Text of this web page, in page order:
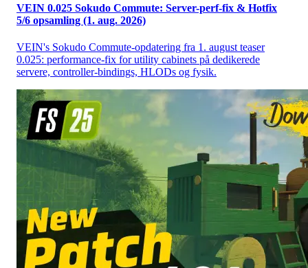
VEIN 0.025 Sokudo Commute: Server-perf-fix & Hotfix
5/6 opsamling (1. aug. 2026)
VEIN's Sokudo Commute-opdatering fra 1. august teaser
0.025: performance-fix for utility cabinets på dedikerede
servere, controller-bindings, HLODs og fysik.